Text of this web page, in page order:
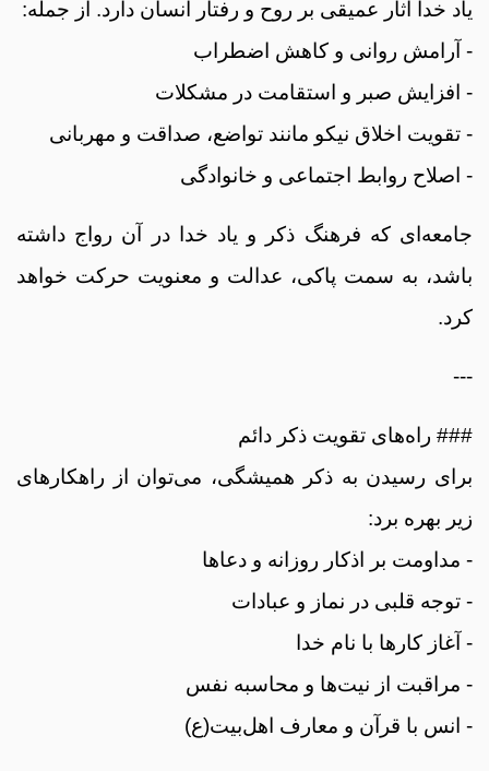
یاد خدا آثار عمیقی بر روح و رفتار انسان دارد. از جمله:
- آرامش روانی و کاهش اضطراب
- افزایش صبر و استقامت در مشکلات
- تقویت اخلاق نیکو مانند تواضع، صداقت و مهربانی
- اصلاح روابط اجتماعی و خانوادگی
جامعه‌ای که فرهنگ ذکر و یاد خدا در آن رواج داشته
باشد، به سمت پاکی، عدالت و معنویت حرکت خواهد
کرد.
---
### راه‌های تقویت ذکر دائم
برای رسیدن به ذکر همیشگی، می‌توان از راهکارهای
زیر بهره برد:
- مداومت بر اذکار روزانه و دعاها
- توجه قلبی در نماز و عبادات
- آغاز کارها با نام خدا
- مراقبت از نیت‌ها و محاسبه نفس
- انس با قرآن و معارف اهل‌بیت(ع)